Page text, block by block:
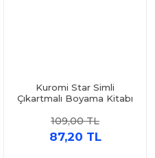
Kuromi Star Simli
Çıkartmalı Boyama Kitabı
109,00 TL
87,20 TL